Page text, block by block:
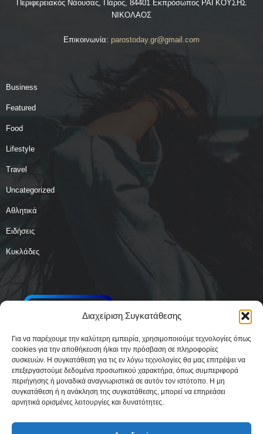
Διαχείριση Συγκατάθεσης
Για να παρέχουμε την καλύτερη εμπειρία, χρησιμοποιούμε τεχνολογίες όπως
cookies για την αποθήκευση ή/και την πρόσβαση σε πληροφορίες
συσκευών. Η συγκατάθεση για τις εν λόγω τεχνολογίες θα μας επιτρέψει να
επεξεργαστούμε δεδομένα προσωπικού χαρακτήρα, όπως συμπεριφορά
περιήγησης ή μοναδικά αναγνωριστικά σε αυτόν τον ιστότοπο. Η μη
συγκατάθεση ή η ανάκληση της συγκατάθεσης, μπορεί να επηρεάσει
αρνητικά ορισμένες λειτουργίες και δυνατότητες.
Περιφερειακός Νάουσας, Πάρος, 84401 Εκπρόσωπος ΡΑΓΚΟΥΣΗΣ
ΝΙΚΟΛΑΟΣ
Επικοινωνία: parostoday.gr@gmail.com
Business
Featured
Food
Lifestyle
Travel
Uncategorized
Αθλητικά
Ειδήσεις
Κυκλάδες